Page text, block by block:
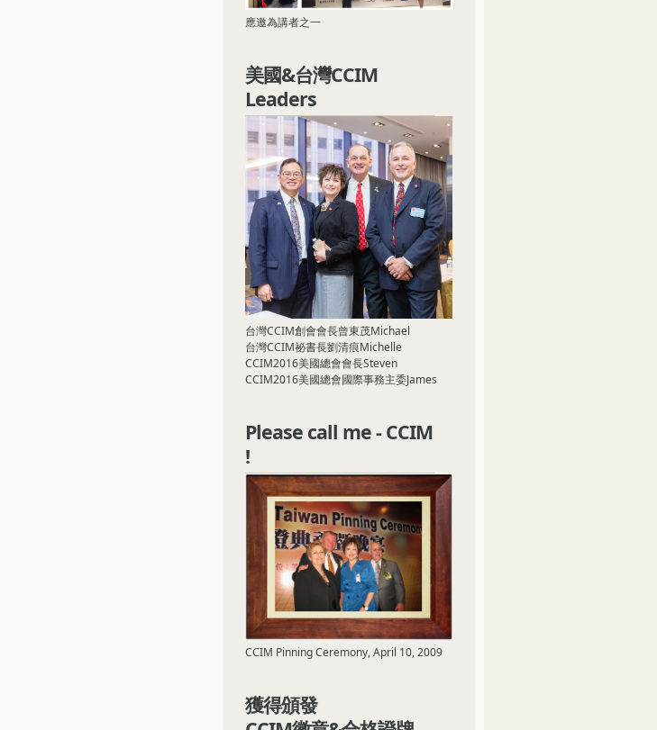
應邀為講者之一
美國&台灣CCIM
Leaders
台灣CCIM創會會長曾東茂Michael
台灣CCIM祕書長劉清痕Michelle
CCIM2016美國總會會長Steven
CCIM2016美國總會國際事務主委James
Please call me - CCIM
!
CCIM Pinning Ceremony, April 10, 2009
獲得頒發